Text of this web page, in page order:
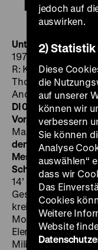
Unter den Linden. 3.
1970, P: DEFA-
R: Klaus Alde,
Thorndike,
Andrew Thorndike,
DI 06.03. um 20 Uhr
Vorprogramm:
Max
den Linden(AvT) D
Messter Woche
Schatten der
14’· 35mmDie
kreist um
Montiert werden
Elend der
Militärparaden,
jedoch auf
auswirken.
2) Statistik
Diese
die
auf unserer
können wir
verbessern
Sie können
Analyse
auswählen“
dass wir
Das
Cookies
Weitere
Website